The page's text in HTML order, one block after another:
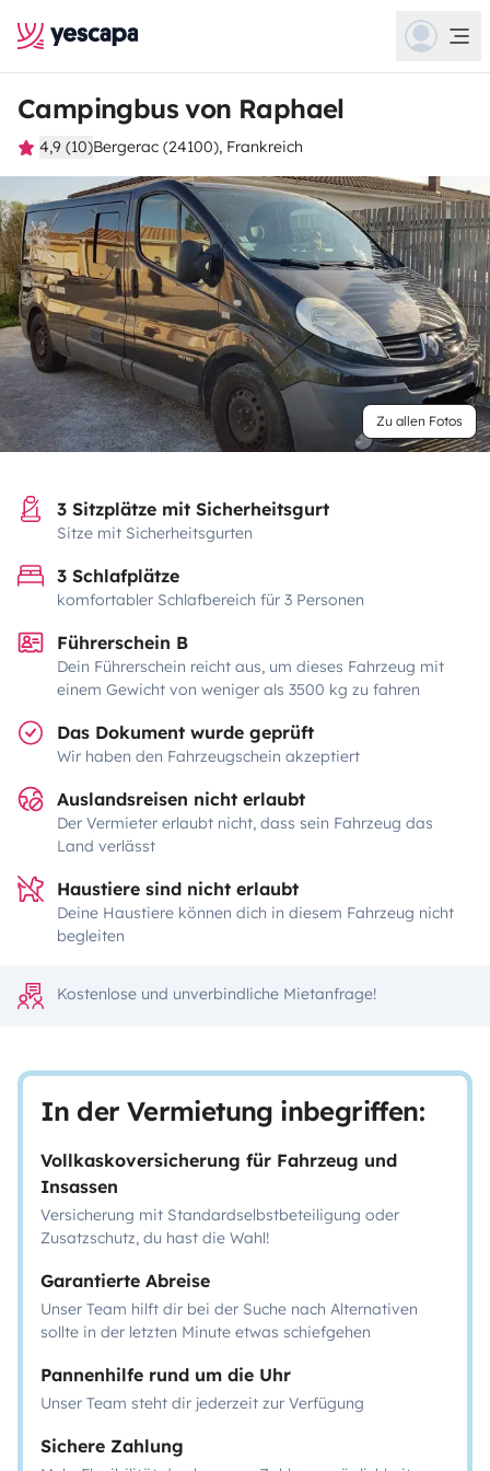
Campingbus von Raphael
4,9 (10)Bergerac (24100), Frankreich
Zu allen Fotos
3 Sitzplätze mit Sicherheitsgurt
Sitze mit Sicherheitsgurten
3 Schlafplätze
komfortabler Schlafbereich für 3 Personen
Führerschein B
Dein Führerschein reicht aus, um dieses Fahrzeug mit
einem Gewicht von weniger als 3500 kg zu fahren
Das Dokument wurde geprüft
Wir haben den Fahrzeugschein akzeptiert
Auslandsreisen nicht erlaubt
Der Vermieter erlaubt nicht, dass sein Fahrzeug das
Land verlässt
Haustiere sind nicht erlaubt
Deine Haustiere können dich in diesem Fahrzeug nicht
begleiten
Kostenlose und unverbindliche Mietanfrage!
In der Vermietung inbegriffen:
Vollkaskoversicherung für Fahrzeug und
Insassen
Versicherung mit Standardselbstbeteiligung oder
Zusatzschutz, du hast die Wahl!
Garantierte Abreise
Unser Team hilft dir bei der Suche nach Alternativen
sollte in der letzten Minute etwas schiefgehen
Pannenhilfe rund um die Uhr
Unser Team steht dir jederzeit zur Verfügung
Sichere Zahlung